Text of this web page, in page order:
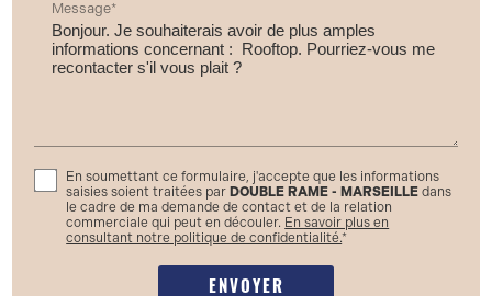
Message*
En soumettant ce formulaire, j'accepte que les informations
saisies soient traitées par DOUBLE RAME - MARSEILLE dans
le cadre de ma demande de contact et de la relation
commerciale qui peut en découler. En savoir plus en
consultant notre politique de confidentialité.*